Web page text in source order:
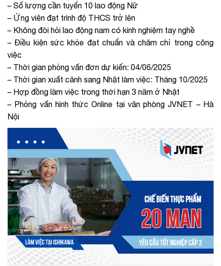
– Số lượng cần tuyển 10 lao động Nữ
– Ứng viên đạt trình độ THCS trở lên
– Không đòi hỏi lao động nam có kinh nghiệm tay nghề
– Điều kiện sức khỏe đạt chuẩn và chăm chỉ trong công
việc
– Thời gian phỏng vấn đơn dự kiến: 04/06/2025
– Thời gian xuất cảnh sang Nhật làm việc: Tháng 10/2025
– Hợp đồng làm việc trong thời hạn 3 năm ở Nhật
– Phỏng vấn hình thức Online tại văn phòng JVNET – Hà
Nội